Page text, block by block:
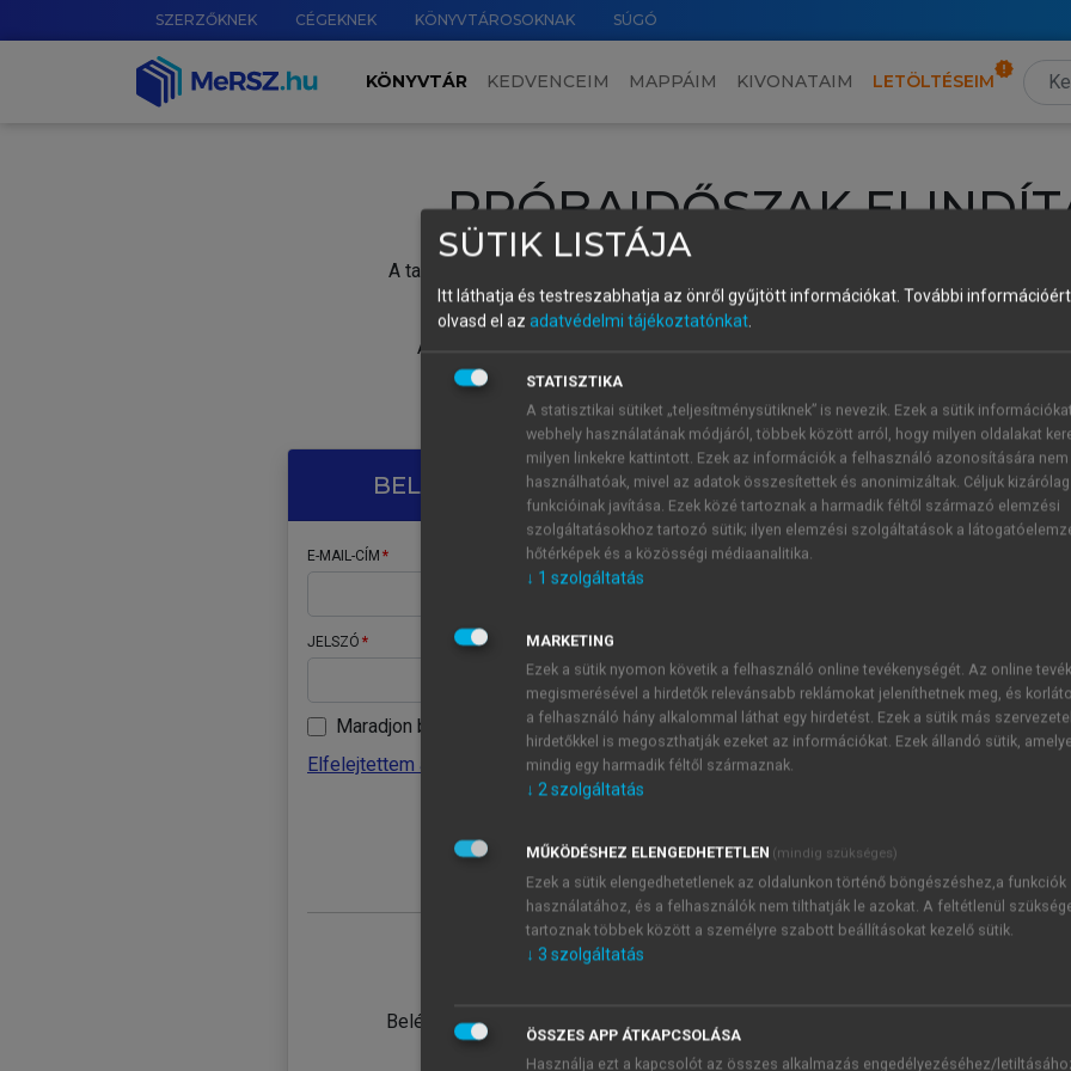
SZERZŐKNEK CÉGEKNEK KÖNYVTÁROSOKNAK SÚGÓ
KÖNYVTÁR KEDVENCEIM MAPPÁIM KIVONATAIM LETÖLTÉSEIM
PRÓBAIDŐSZAK
A tartalom megtekintéséhez lépj be a saját fiókoddal, iskolai azonosítóddal vagy
Új felhasználóként1 óra díjmentes hozzáférésrevagy
A próbaidőszak elindításához,
vagy hozz
A regisztráció után a
BELÉPÉS SAJÁT FIÓKKAL
E-MAIL-CÍM
JELSZÓ
Maradjon belépve
Elfelejtettem a jelszavamat
Belépés intézményi azonosítóval
ÚJ FIÓK
1 óra
JELSZÓ
Kérek értesítést a MeRSZ
Kérek értesítést az
SÜTIK LISTÁJA
Itt láthatja és testreszabhatja az önről gyűjtött információkat. További
olvasd el az adatvédelmi tájékoztatónkat.
STATISZTIKA
A statisztikai sütiket „teljesítménysütiknek” is nevezik. Ezek a sütik
webhely használatának módjáról, többek között arról, hogy milyen oldalakat
milyen linkekre kattintott. Ezek az információk a felhasználó azonosítására nem
használhatóak, mivel az adatok összesítettek és anonimizáltak. Céljuk
funkcióinak javítása. Ezek közé tartoznak a harmadik féltől származó elemzési
szolgáltatásokhoz tartozó sütik; ilyen elemzési szolgáltatások a
hőtérképek és a közösségi médiaanalitika.
↓ 1 szolgáltatás
MARKETING
Ezek a sütik nyomon követik a felhasználó online tevékenységét. Az online
megismerésével a hirdetők relevánsabb reklámokat jeleníthetnek meg, és
a felhasználó hány alkalommal láthat egy hirdetést. Ezek a sütik más
hirdetőkkel is megoszthatják ezeket az információkat. Ezek állandó sütik,
mindig egy harmadik féltől származnak.
↓ 2szolgáltatás
MŰKÖDÉSHEZ ELENGEDHETETLEN (mindig szükséges)
Ezek a sütik elengedhetetlenek az oldalunkon történő böngészéshez,a funkciók
használatához, és a felhasználók nem tilthatják le azokat. A feltétlenül
tartoznak többek között a személyre szabott beállításokat kezelő sütik.
↓ 3 szolgáltatás
ÖSSZES APP ÁTKAPCSOLÁSA
Használja ezt a kapcsolót az összes alkalmazás engedélyezéséhez/